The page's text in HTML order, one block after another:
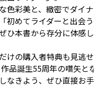
色彩美と、緻密でダイ
初めてライダーと出会
ひ本書から存分に体感し
けの購入者特典も見逃
品誕生55周年の嚆矢と
なきよう、ぜひ直接お